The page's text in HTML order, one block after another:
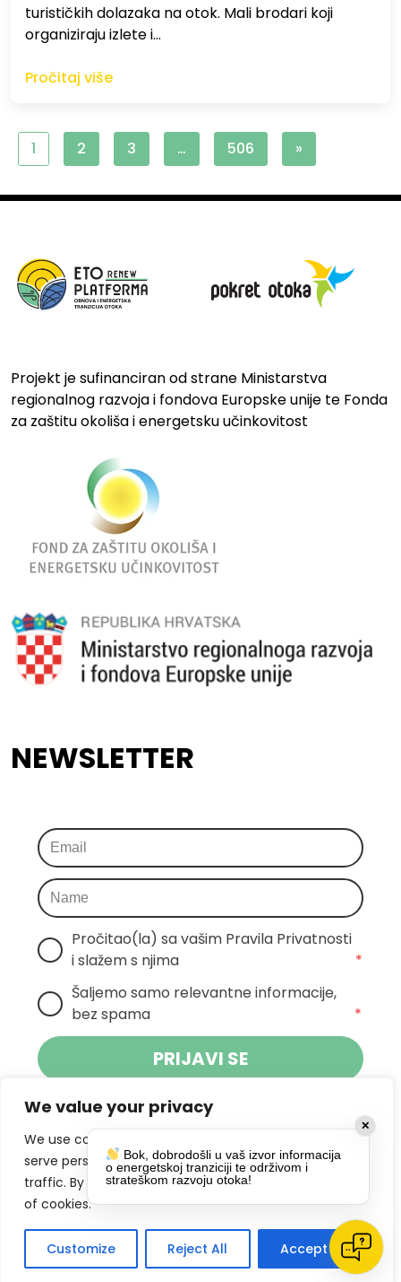
We value your privacy
We use cookies to enhance your browsing experience,
serve personalized ads or content, and analyze our
traffic. By clicking "Accept All", you consent to our use
of cookies.
Customize Reject All Accept All
turističkih dolazaka na otok. Mali brodari koji
organiziraju izlete i…
Pročitaj više
1 2 3 … 506 »
Projekt je sufinanciran od strane Ministarstva
regionalnog razvoja i fondova Europske unije te Fonda
za zaštitu okoliša i energetsku učinkovitost
NEWSLETTER
Pročitao(la) sa vašim Pravila Privatnosti
i slažem s njima
*
Šaljemo samo relevantne informacije,
bez spama
*
PRIJAVI SE
Klikom na gumb dajete suglasnost za
primanje novosti Pokreta Otoka te se
slažete spolitikom privatnosti.
DRUŠTVENE MREŽE
✕
Bok, dobrodošli u vaš izvor informacija
o energetskoj tranziciji te održivom i
strateškom razvoju otoka!